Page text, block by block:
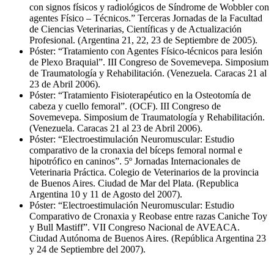
con signos físicos y radiológicos de Síndrome de Wobbler con
agentes Físico – Técnicos.” Terceras Jornadas de la Facultad
de Ciencias Veterinarias, Científicas y de Actualización
Profesional. (Argentina 21, 22, 23 de Septiembre de 2005).
Póster: “Tratamiento con Agentes Físico-técnicos para lesión
de Plexo Braquial”. III Congreso de Sovemevepa. Simposium
de Traumatología y Rehabilitación. (Venezuela. Caracas 21 al
23 de Abril 2006).
Póster: “Tratamiento Fisioterapéutico en la Osteotomía de
cabeza y cuello femoral”. (OCF). III Congreso de
Sovemevepa. Simposium de Traumatología y Rehabilitación.
(Venezuela. Caracas 21 al 23 de Abril 2006).
Póster: “Electroestimulación Neuromuscular: Estudio
comparativo de la cronaxia del bíceps femoral normal e
hipotrófico en caninos”. 5º Jornadas Internacionales de
Veterinaria Práctica. Colegio de Veterinarios de la provincia
de Buenos Aires. Ciudad de Mar del Plata. (Republica
Argentina 10 y 11 de Agosto del 2007).
Póster: “Electroestimulación Neuromuscular: Estudio
Comparativo de Cronaxia y Reobase entre razas Caniche Toy
y Bull Mastiff”. VII Congreso Nacional de AVEACA.
Ciudad Autónoma de Buenos Aires. (República Argentina 23
y 24 de Septiembre del 2007).